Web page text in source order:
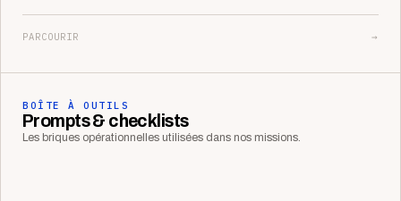
PARCOURIR →
BOÎTE À OUTILS
Prompts & checklists
Les briques opérationnelles utilisées dans nos missions.